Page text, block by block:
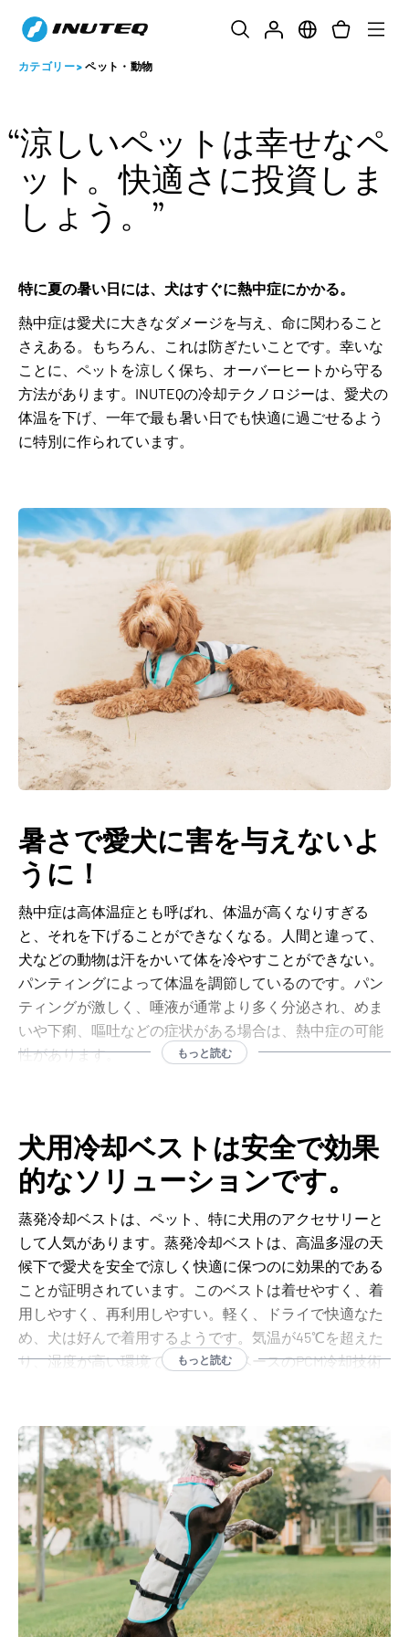
カテゴリー> ペット・動物
涼しいペットは幸せなペ
ット。快適さに投資しま
しょう。
特に夏の暑い日には、犬はすぐに熱中症にかかる。
熱中症は愛犬に大きなダメージを与え、命に関わること
さえある。もちろん、これは防ぎたいことです。幸いな
ことに、ペットを涼しく保ち、オーバーヒートから守る
方法があります。INUTEQの冷却テクノロジーは、愛犬の
体温を下げ、一年で最も暑い日でも快適に過ごせるよう
に特別に作られています。
もっと読む
暑さで愛犬に害を与えないよ
うに！
熱中症は高体温症とも呼ばれ、体温が高くなりすぎる
と、それを下げることができなくなる。人間と違って、
犬などの動物は汗をかいて体を冷やすことができない。
パンティングによって体温を調節しているのです。パン
ティングが激しく、唾液が通常より多く分泌され、めま
いや下痢、嘔吐などの症状がある場合は、熱中症の可能
性があります。
れる前の初期の熱中症であっても、臓器、特に骨髄や肝
臓にダメージを与える可能性があります
。
重症の場合、熱中症は命にかかわることもあります。
ひどい場合は命にかかわることもあります。INUTEQの冷
却テクノロジーを使えば、熱中症を予防し、愛犬の安全
を守ることは簡単です。
もっと読む
犬用冷却ベストは安全で効果
的なソリューションです。
蒸発冷却ベストは、ペット、特に犬用のアクセサリーと
して人気があります。蒸発冷却ベストは、高温多湿の天
候下で愛犬を安全で涼しく快適に保つのに効果的である
ことが証明されています。このベストは着せやすく、着
用しやすく、再利用しやすい。軽く、ドライで快適なた
め、犬は好んで着用するようです。気温が45℃を超えた
り、湿度が高い環境では、バイオベースのPCM冷却技術
守るための革新的な冷却技術の最前線にいます。犬用ク
ーリングベストは、暑い夏の間、愛犬を涼しく保つ実証
済みのソリューションを提供します。
INUTEQの犬用クーリングベストは、現在、信頼できるパ
ートナーであるSuiticalとCani.coolからのみお求めいただ
けます。